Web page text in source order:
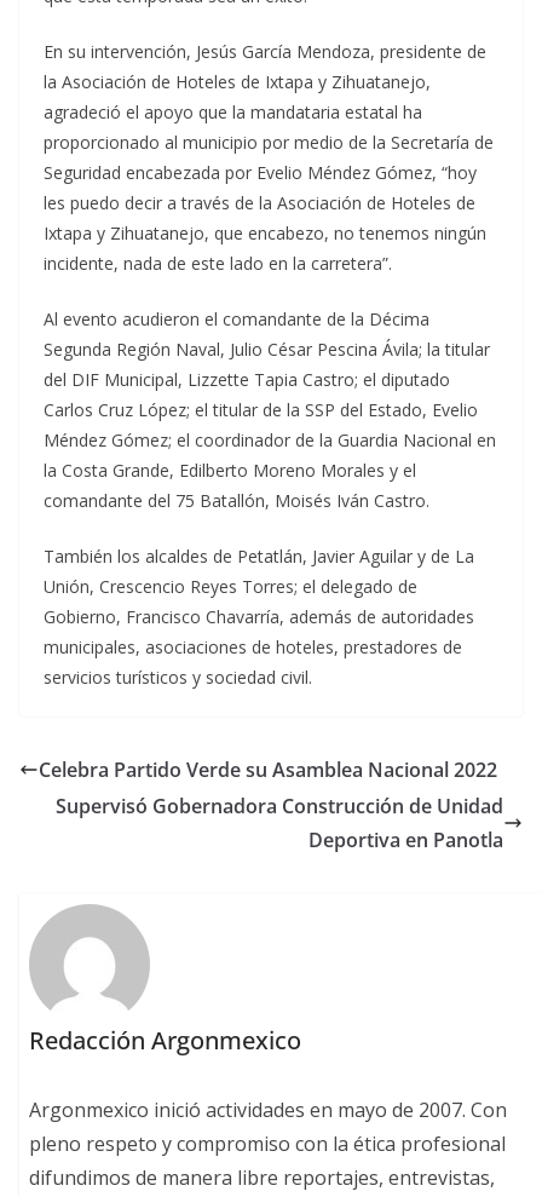
En su intervención, Jesús García Mendoza, presidente de
la Asociación de Hoteles de Ixtapa y Zihuatanejo,
agradeció el apoyo que la mandataria estatal ha
proporcionado al municipio por medio de la Secretaría de
Seguridad encabezada por Evelio Méndez Gómez, “hoy
les puedo decir a través de la Asociación de Hoteles de
Ixtapa y Zihuatanejo, que encabezo, no tenemos ningún
incidente, nada de este lado en la carretera”.
Al evento acudieron el comandante de la Décima
Segunda Región Naval, Julio César Pescina Ávila; la titular
del DIF Municipal, Lizzette Tapia Castro; el diputado
Carlos Cruz López; el titular de la SSP del Estado, Evelio
Méndez Gómez; el coordinador de la Guardia Nacional en
la Costa Grande, Edilberto Moreno Morales y el
comandante del 75 Batallón, Moisés Iván Castro.
También los alcaldes de Petatlán, Javier Aguilar y de La
Unión, Crescencio Reyes Torres; el delegado de
Gobierno, Francisco Chavarría, además de autoridades
municipales, asociaciones de hoteles, prestadores de
servicios turísticos y sociedad civil.
Celebra Partido Verde su Asamblea Nacional 2022
Supervisó Gobernadora Construcción de Unidad
Deportiva en Panotla
Redacción Argonmexico
Argonmexico inició actividades en mayo de 2007. Con
pleno respeto y compromiso con la ética profesional
difundimos de manera libre reportajes, entrevistas,